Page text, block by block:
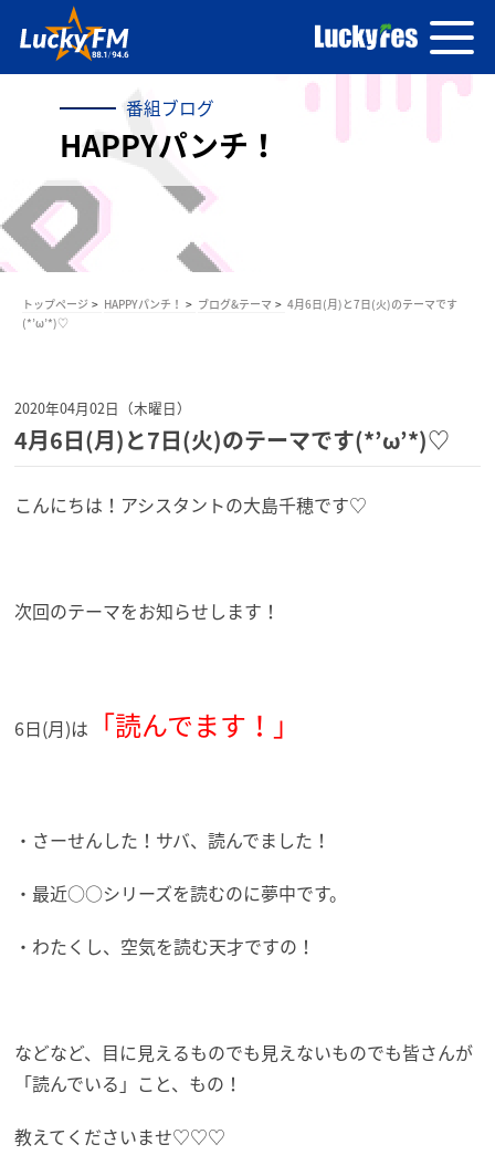
番組ブログ
HAPPYパンチ！
トップページ HAPPYパンチ！ ブログ&テーマ
4月6日(月)と7日(火)のテーマです
(*’ω’*)♡
2020年04月02日（木曜日）
4月6日(月)と7日(火)のテーマです(*’ω’*)♡
こんにちは！アシスタントの大島千穂です♡
次回のテーマをお知らせします！
6日(月)は 「読んでます！」
・さーせんした！サバ、読んでました！
・最近○○シリーズを読むのに夢中です。
・わたくし、空気を読む天才ですの！
などなど、目に見えるものでも見えないものでも皆さんが
「読んでいる」こと、もの！
教えてくださいませ♡♡♡